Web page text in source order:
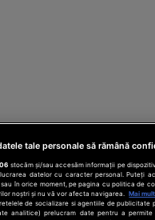
tale personale să rămână
stocăm și/sau accesăm informații pe
datelor cu caracter personal. Puteți
în orice moment, pe pagina cu politica de
noștri și nu vă vor afecta navigarea.
Mai
de socializare si agentiile de publicitate
analitice) prelucram date pentru a permite